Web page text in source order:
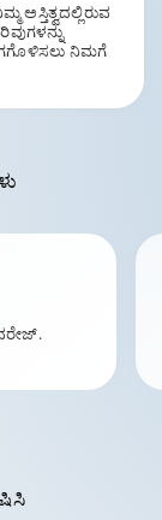
ಅಸ್ತಿತ್ವದಲ್ಲಿರುವ
ನಿಮಗೆ